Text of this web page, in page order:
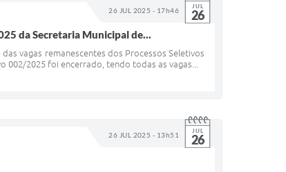
26 JUL 2025 - 17h46 JUL
26
da Secretaria Municipal de...
vagas remanescentes dos Processos Seletivos
002/2025 foi encerrado, tendo todas as vagas...
26 JUL 2025 - 13h51 JUL
26